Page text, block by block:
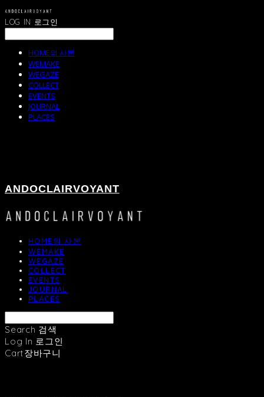
LOG IN 로그인
HOME의 사본
WEMAKE
WEGAZE
COLLECT
EVENTS
JOURNAL
PLACES
ANDOCLAIRVOYANT
HOME의 사본
WEMAKE
WEGAZE
COLLECT
EVENTS
JOURNAL
PLACES
Search 검색
Log In 로그인
Cart장바구니